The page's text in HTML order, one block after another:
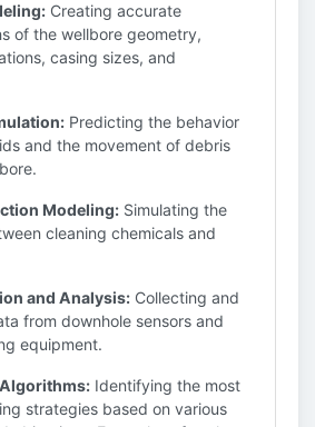
Creating accurate
of the wellbore geometry,
casing sizes, and
Predicting the behavior
and the movement of debris
Modeling: Simulating the
cleaning chemicals and
and Analysis: Collecting and
from downhole sensors and
equipment.
Identifying the most
strategies based on various